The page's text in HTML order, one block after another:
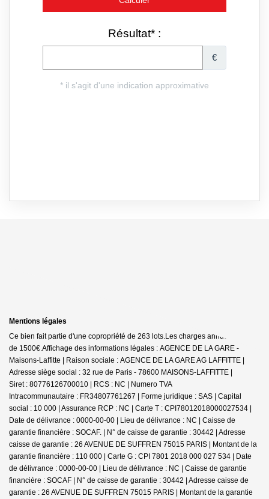
Mentions légales
Ce bien fait partie d'une copropriété de 263 lots.Les charges annuelles sont
de 1500€.Affichage des informations légales : AGENCE DE LA GARE -
Maisons-Laffitte | Raison sociale : AGENCE DE LA GARE AG LAFFITTE |
Adresse siège social : 32 rue de Paris - 78600 MAISONS-LAFFITTE |
Siret : 80776126700010 | RCS : NC | Numero TVA
Intracommunautaire : FR34807761267 | Forme juridique : SAS | Capital
social : 10 000 | Assurance RCP : NC | Carte T : CPI78012018000027534 |
Date de délivrance : 0000-00-00 | Lieu de délivrance : NC | Caisse de
garantie financière : SOCAF. | N° de caisse de garantie : 30442 | Adresse
caisse de garantie : 26 AVENUE DE SUFFREN 75015 PARIS | Montant de la
garantie financière : 110 000 | Carte G : CPI 7801 2018 000 027 534 | Date
de délivrance : 0000-00-00 | Lieu de délivrance : NC | Caisse de garantie
financière : SOCAF | N° de caisse de garantie : 30442 | Adresse caisse de
garantie : 26 AVENUE DE SUFFREN 75015 PARIS | Montant de la garantie